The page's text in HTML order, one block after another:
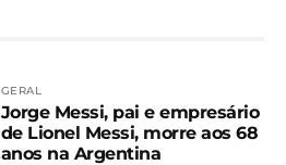
GERAL
Jorge Messi, pai e empresário
de Lionel Messi, morre aos 68
anos na Argentina